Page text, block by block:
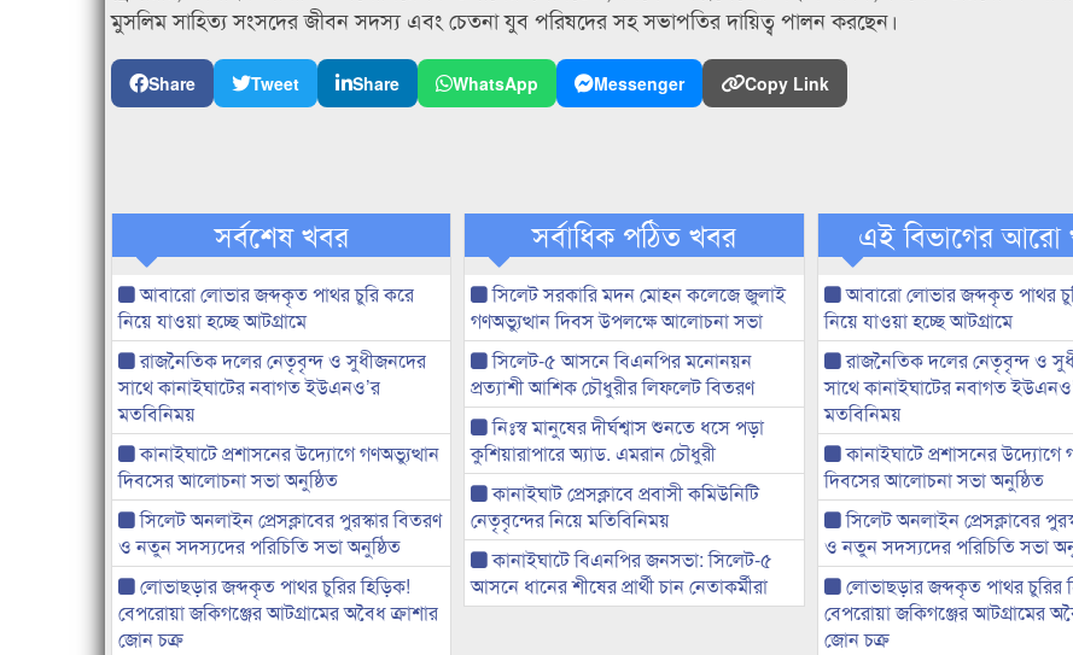
মুসলিম সাহিত্য সংসদের জীবন সদস্য এবং চেতনা যুব পরিষদের সহ সভাপতির দায়িত্ব পালন করছেন।
Share Tweet Share WhatsApp Messenger Copy Link
সর্বশেষ খবর
আবারো লোভার জব্দকৃত পাথর চুরি করে
নিয়ে যাওয়া হচ্ছে আটগ্রামে
রাজনৈতিক দলের নেতৃবৃন্দ ও সুধীজনদের
সাথে কানাইঘাটের নবাগত ইউএনও’র
মতবিনিময়
কানাইঘাটে প্রশাসনের উদ্যোগে গণঅভ্যুত্থান
দিবসের আলোচনা সভা অনুষ্ঠিত
সিলেট অনলাইন প্রেসক্লাবের পুরস্কার বিতরণ
ও নতুন সদস্যদের পরিচিতি সভা অনুষ্ঠিত
লোভাছড়ার জব্দকৃত পাথর চুরির হিড়িক!
বেপরোয়া জকিগঞ্জের আটগ্রামের অবৈধ ক্রাশার
জোন চক্র
সর্বাধিক পঠিত খবর
সিলেট সরকারি মদন মোহন কলেজে জুলাই
গণঅভ্যুত্থান দিবস উপলক্ষে আলোচনা সভা
সিলেট-৫ আসনে বিএনপির মনোনয়ন
প্রত্যাশী আশিক চৌধুরীর লিফলেট বিতরণ
নিঃস্ব মানুষের দীর্ঘশ্বাস শুনতে ধসে পড়া
কুশিয়ারাপারে অ্যাড. এমরান চৌধুরী
কানাইঘাট প্রেসক্লাবে প্রবাসী কমিউনিটি
নেতৃবৃন্দের নিয়ে মতিবিনিময়
কানাইঘাটে বিএনপির জনসভা: সিলেট-৫
আসনে ধানের শীষের প্রার্থী চান নেতাকর্মীরা
এই বিভাগের আরো
আবারো লোভার জব্দকৃত পাথর
নিয়ে যাওয়া হচ্ছে আটগ্রামে
রাজনৈতিক দলের নেতৃবৃন্দ ও
সাথে কানাইঘাটের নবাগত
মতবিনিময়
কানাইঘাটে প্রশাসনের উদ্যোগে
দিবসের আলোচনা সভা অনুষ্ঠিত
সিলেট অনলাইন প্রেসক্লাবের
ও নতুন সদস্যদের পরিচিতি সভা
লোভাছড়ার জব্দকৃত পাথর চুরির
বেপরোয়া জকিগঞ্জের আটগ্রামের
জোন চক্র